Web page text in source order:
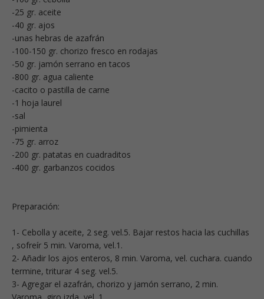
-25 gr. aceite
-40 gr. ajos
-unas hebras de azafrán
-100-150 gr. chorizo fresco en rodajas
-50 gr. jamón serrano en tacos
-800 gr. agua caliente
-cacito o pastilla de carne
-1 hoja laurel
-sal
-pimienta
-75 gr. arroz
-200 gr. patatas en cuadraditos
-400 gr. garbanzos cocidos
Preparación:
1- Cebolla y aceite, 2 seg. vel.5. Bajar restos hacia las cuchillas
, sofreír 5 min. Varoma, vel.1.
2- Añadir los ajos enteros, 8 min. Varoma, vel. cuchara. cuando
termine, triturar 4 seg. vel.5.
3- Agregar el azafrán, chorizo y jamón serrano, 2 min.
Varoma, giro izda, vel. 1.